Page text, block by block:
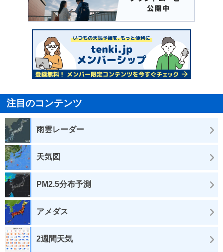
注目のコンテンツ
雨雲レーダー
天気図
PM2.5分布予測
アメダス
2週間天気